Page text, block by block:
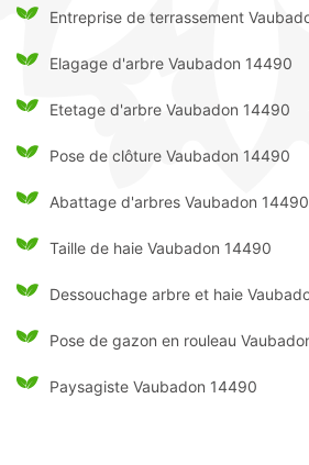
Entreprise de terrassement
Elagage d'arbre Vaubadon 14490
Etetage d'arbre Vaubadon 14490
Pose de clôture Vaubadon 14490
Abattage d'arbres Vaubadon 14490
Taille de haie Vaubadon 14490
Dessouchage arbre et haie
Pose de gazon en rouleau
Paysagiste Vaubadon 14490